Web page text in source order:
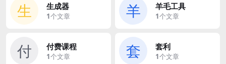
生 生成器
1个文章 羊 羊毛工具
1个文章
付 付费课程
1个文章 套 套利
1个文章